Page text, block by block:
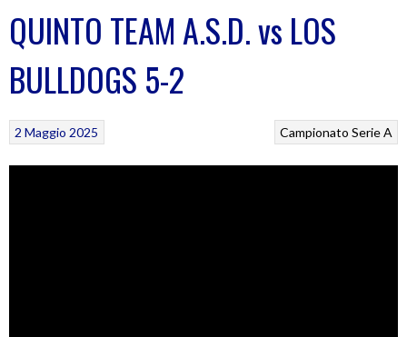
QUINTO TEAM A.S.D. vs LOS
BULLDOGS 5-2
Campionato Serie A
2 Maggio 2025